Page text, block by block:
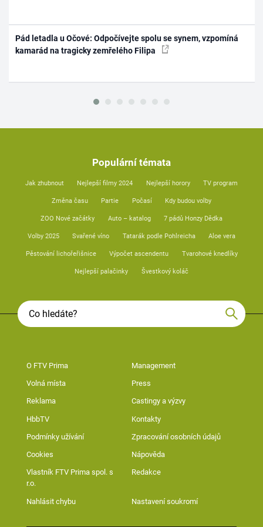
Pád letadla u Očové: Odpočívejte spolu se synem, vzpomíná
kamarád na tragicky zemřelého Filipa
Populární témata
Jak zhubnout Nejlepší filmy 2024 Nejlepší horory TV program
Změna času Partie Počasí Kdy budou volby
ZOO Nové začátky Auto – katalog 7 pádů Honzy Dědka
Volby 2025 Svařené víno Tatarák podle Pohlreicha Aloe vera
Pěstování lichořeřišnice Výpočet ascendentu Tvarohové knedlíky
Nejlepší palačinky Švestkový koláč
O FTV Prima Management
Volná místa Press
Reklama Castingy a výzvy
HbbTV Kontakty
Podmínky užívání Zpracování osobních údajů
Cookies Nápověda
Vlastník FTV Prima spol. s
r.o.
Redakce
Nahlásit chybu Nastavení soukromí